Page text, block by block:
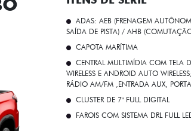
ADAS: AEB (FRENAGEM
SAÍDA DE PISTA) / AHB
CAPOTA MARÍTIMA
CENTRAL MULTIMÍDIA COM TELA
WIRELESS E ANDROID AUTO
RÁDIO AM/FM ,ENTRADA AUX,
CLUSTER DE 7" FULL DIGITAL
FAROIS COM SISTEMA DRL FULL